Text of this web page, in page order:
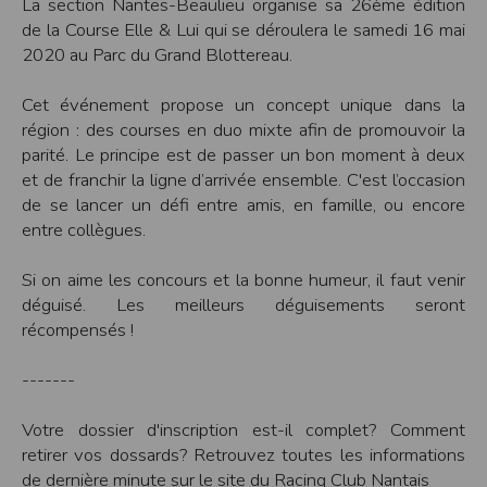
La section Nantes-Beaulieu organise sa 26ème édition
de la Course Elle & Lui qui se déroulera le samedi 16 mai
2020 au Parc du Grand Blottereau.
Cet événement propose un concept unique dans la
région : des courses en duo mixte afin de promouvoir la
parité. Le principe est de passer un bon moment à deux
et de franchir la ligne d’arrivée ensemble. C'est l’occasion
de se lancer un défi entre amis, en famille, ou encore
entre collègues.
Si on aime les concours et la bonne humeur, il faut venir
déguisé. Les meilleurs déguisements seront
récompensés !
-------
Votre dossier d'inscription est-il complet? Comment
retirer vos dossards? Retrouvez toutes les informations
de dernière minute sur le site du Racing Club Nantais
Modification des conditions d’utilisation
L’EDITEUR se réserve la possibilité de modifier, à tout moment et sans préavis,
les présentes conditions d’utilisation afin de les adapter aux évolutions du site
Règles d'usage d'Internet
L’utilisateur déclare accepter les caractéristiques et les limites d’Internet, et
notamment reconnaît que :
L’EDITEUR n’assume aucune responsabilité sur les services accessibles par
Internet et n’exerce aucun contrôle de quelque forme que ce soit sur la nature et
les caractéristiques des données qui pourraient transiter par l’intermédiaire de
L’utilisateur reconnaît que les données circulant sur Internet ne sont pas
fait à ses risques et périls.
L’utilisateur reconnaît que les données circulant sur Internet peuvent être
réglementées en termes d’usage ou être protégées par un droit de propriété.
L’utilisateur est seul responsable de l’usage des données qu’il consulte, interroge
le contenu des services accessibles sur Internet
L'éditeur informe que les utilisateurs du site internet www.timepulse.run
peuvent recevoir des offres les invitant à participer à des épreuves inscrites au
calendrier du site.